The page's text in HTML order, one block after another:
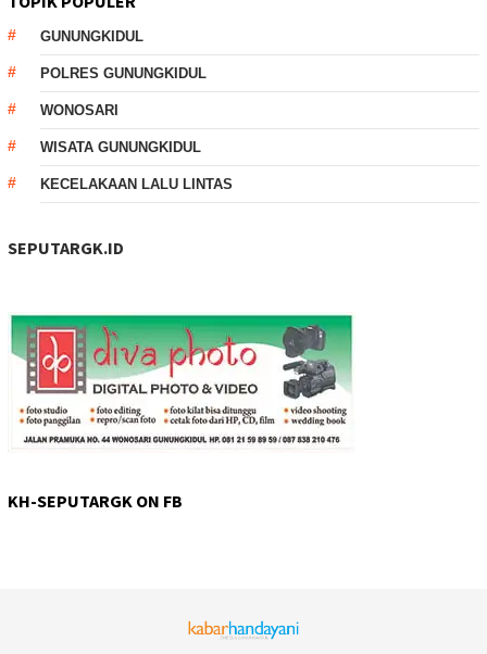
GUNUNGKIDUL
POLRES GUNUNGKIDUL
WONOSARI
WISATA GUNUNGKIDUL
KECELAKAAN LALU LINTAS
SEPUTARGK.ID
KH-SEPUTARGK ON FB